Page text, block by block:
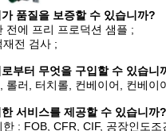
품질을 보증할 수 있습니까?
전에 프리 프로덕션 샘플 ;
재전 검사 ;
부터 무엇을 구입할 수 있습니
롤러, 터치롤, 컨베이어, 컨베이
서비스를 제공할 수 있습니까?
: FOB, CFR, CIF, 공장인도조